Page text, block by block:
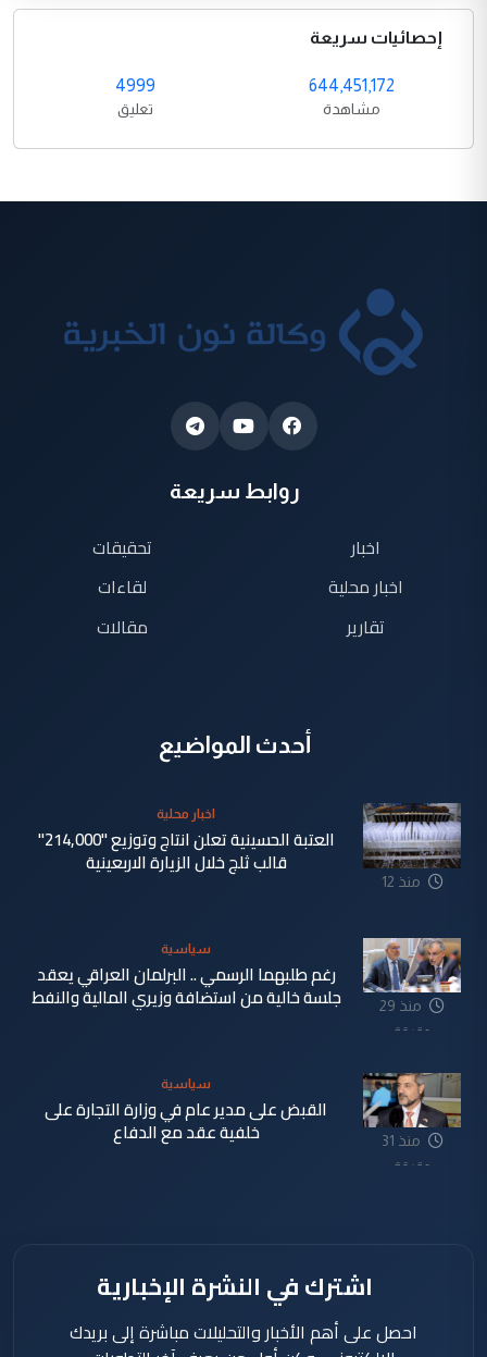
إحصائيات سريعة
644,451,172
مشاهدة
4999
تعليق
روابط سريعة
اخبار
اخبار محلية
تقارير
تحقيقات
لقاءات
مقالات
أحدث المواضيع
منذ 12
اخبار محلية
العتبة الحسينية تعلن انتاج وتوزيع "214,000"
قالب ثلج خلال الزيارة الاربعينية
منذ 29
دقيقة
سياسية
رغم طلبهما الرسمي .. البرلمان العراقي يعقد
جلسة خالية من استضافة وزيري المالية والنفط
منذ 31
دقيقة
سياسية
القبض على مدير عام في وزارة التجارة على
خلفية عقد مع الدفاع
اشترك في النشرة الإخبارية
احصل على أهم الأخبار والتحليلات مباشرة إلى بريدك